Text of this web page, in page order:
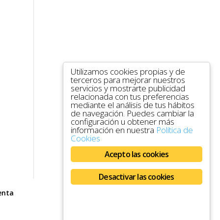
Utilizamos cookies propias y de
terceros para mejorar nuestros
servicios y mostrarte publicidad
relacionada con tus preferencias
mediante el análisis de tus hábitos
de navegación. Puedes cambiar la
configuración u obtener más
información en nuestra Política de
Cookies
Acepto las cookies
Desactivar las cookies